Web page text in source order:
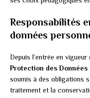
Responsabilités
données
Depuis l’entrée en
Protection des Données
soumis à des obligations
traitement et la